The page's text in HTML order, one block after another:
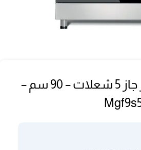
فرن غاز ماستر جاز 5 شعلات – 90 سم –